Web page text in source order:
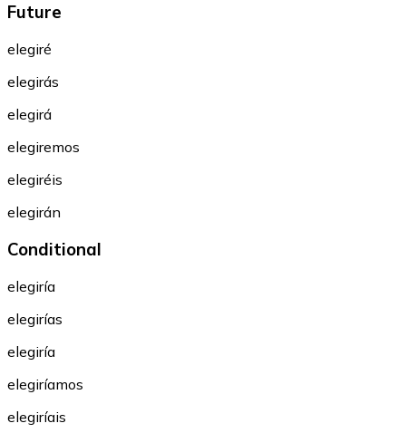
Future
elegiré
elegirás
elegirá
elegiremos
elegiréis
elegirán
Conditional
elegiría
elegirías
elegiría
elegiríamos
elegiríais